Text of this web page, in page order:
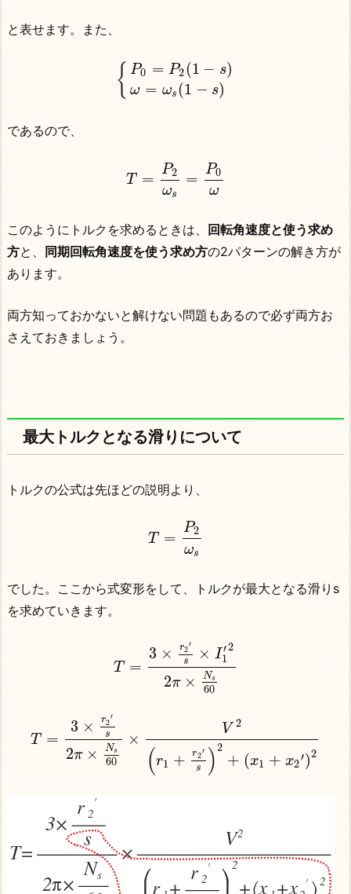
と表せます。また、
{ P0 = P2 (1 − s)
ω = ωs (1 − s)
であるので、
T =
P2
ωs
=
P0
ω
このようにトルクを求めるときは、 回転角速度と使う求め
方と、 同期回転角速度を使う求め方の2パターンの解き方が
あります。
両方知っておかないと解けない問題もあるので必ず両方お
さえておきましょう。
最大トルクとなる滑りについて
トルクの公式は先ほどの説明より、
T =
P2
ωs
でした。ここから式変形をして、トルクが最大となる滑りs
を求めていきます。
T =
3 × r2
′
s × I′
1
2
2π × Ns
60
T =
3 × r2
′
s
2π × Ns
60
×
V 2
(r1 + r2
′
s )2
+ (x1 + x2
′)2